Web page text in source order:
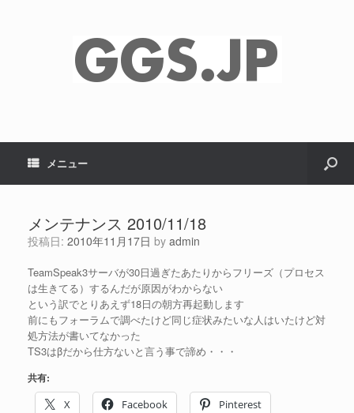
メニュー
メンテナンス 2010/11/18
投稿日: 2010年11月17日 by admin
TeamSpeak3サーバが30日過ぎたあたりからフリーズ（プロセス
は生きてる）するんだが原因がわからない
という訳でとりあえず18日の朝方再起動します
前にもフォーラムで調べたけど同じ症状みたいな人はいたけど対
処方法が書いてなかった
TS3はβだから仕方ないと言う事で諦め・・・
共有:
X
Facebook Pinterest